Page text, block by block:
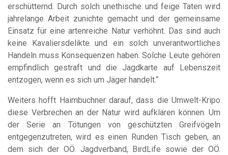
erschütternd. Durch solch unethische und feige Taten wird
jahrelange Arbeit zunichte gemacht und der gemeinsame
Einsatz für eine artenreiche Natur verhöhnt. Das sind auch
keine Kavaliersdelikte und ein solch unverantwortliches
Handeln muss Konsequenzen haben. Solche Leute gehören
empfindlich gestraft und die Jagdkarte auf Lebenszeit
entzogen, wenn es sich um Jäger handelt.“
Weiters hofft Haimbuchner darauf, dass die Umwelt-Kripo
diese Verbrechen an der Natur wird aufklären können. Um
der Serie an Tötungen von geschützten Greifvögeln
entgegenzutreten, wird es einen Runden Tisch geben, an
dem sich der OÖ. Jagdverband, BirdLife sowie der OÖ.